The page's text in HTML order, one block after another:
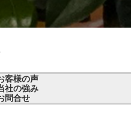
客様の声
社の強み
問合せ